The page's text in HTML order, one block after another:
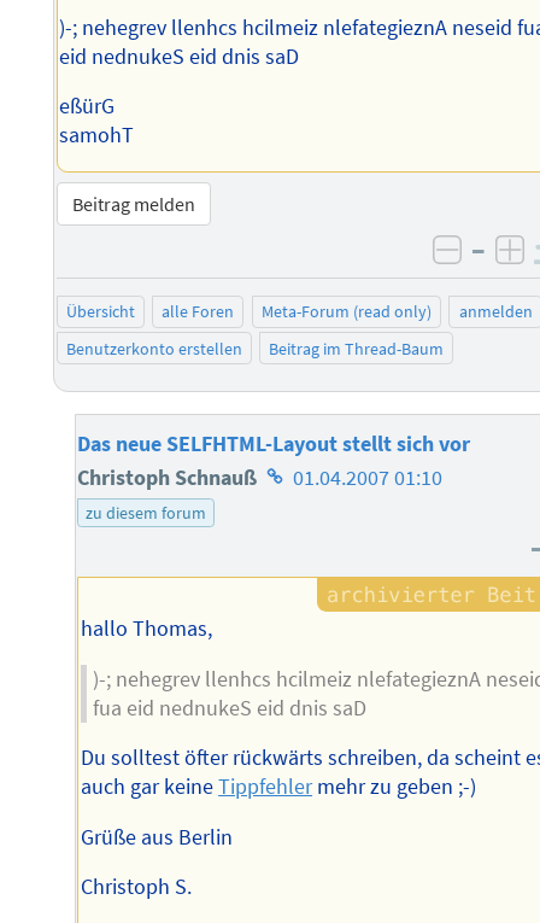
)-; nehegrev llenhcs hcilmeiz nlefategieznA neseid
eid nednukeS eid dnis saD
eßürG
samohT
Beitrag melden
–
Übersicht alle Foren Meta-Forum (read only)
anmelden
Benutzerkonto erstellen
Beitrag im Thread-Baum
Das neue SELFHTML-Layout stellt sich vor
Christoph Schnauß Homepage
01.04.2007 01:10
zu diesem forum
hallo Thomas,
)-; nehegrev llenhcs hcilmeiz nlefategieznA
fua eid nednukeS eid dnis saD
Du solltest öfter rückwärts schreiben, da scheint
auch gar keineTippfehlermehr zu geben ;-)
Grüße aus Berlin
Christoph S.